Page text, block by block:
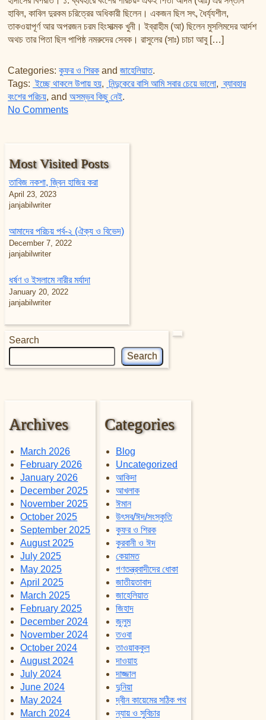
শায়খ আহমদ মুসা জিবরীলের বই সমূহ
হাবিল, কাবিল দুরকম চরিত্রের অধিকারী ছিলেন। একজন ছিল সৎ, ধৈর্য্যশীল,
তাকওয়াপূর্ণ আর অপরজন চরম হিংসাত্মক খুনী। ইব্রাহীম (আ) ছিলেন মুসলিমদের আর্দশ
অথচ তার পিতা ছিল পাপিষ্ঠ নমরুদের সেবক। রাসুলের (সাঃ) চাচা আবু […]
Categories: কুফর ও শিরক andজাহেলিয়াত.
Tags: ইচ্ছে থাকলে উপায় হয়, নিন্দুকেরে বাসি আমি সবার চেয়ে ভালো, ব্যাবহার
বংশের পরিচয়, andঅসম্ভব কিছু নেই.
No Commentson প্রচলিত ভূল
Most Visited Posts
তাবিজ নকশা, জ্বিন হাজির করা
April 23, 2023
janjabilwriter
আমাদের পরিচয় পর্ব-২ (ঐক্য ও বিভেদ)
December 7, 2022
janjabilwriter
ধর্ষণ ও ইসলামে নারীর মর্যাদা
January 20, 2022
janjabilwriter
Search
Search
Archives
March 2026
February 2026
January 2026
December 2025
November 2025
October 2025
September 2025
August 2025
July 2025
May 2025
April 2025
March 2025
February 2025
December 2024
November 2024
October 2024
August 2024
July 2024
June 2024
May 2024
March 2024
Categories
Blog
Uncategorized
আকিদা
আখলাক
ঈমান
উৎসব/ঈদ/সংস্কৃতি
কুফর ও শিরক
কুরবানী ও ঈদ
কেয়ামত
গণতন্ত্রবাদীদের ধোকা
জাতীয়তাবাদ
জাহেলিয়াত
জিহাদ
জুলুম
তওবা
তাওয়াককুল
দাওয়াহ
দাজ্জাল
দুনিয়া
দ্বীন কায়েমের সঠিক পথ
ন্যায় ও সুবিচার